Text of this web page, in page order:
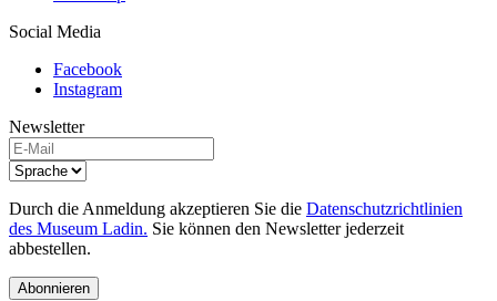
Social Media
Facebook
Instagram
Newsletter
Durch die Anmeldung akzeptieren Sie die Datenschutzrichtlinien
des Museum Ladin. Sie können den Newsletter jederzeit
abbestellen.
Abonnieren